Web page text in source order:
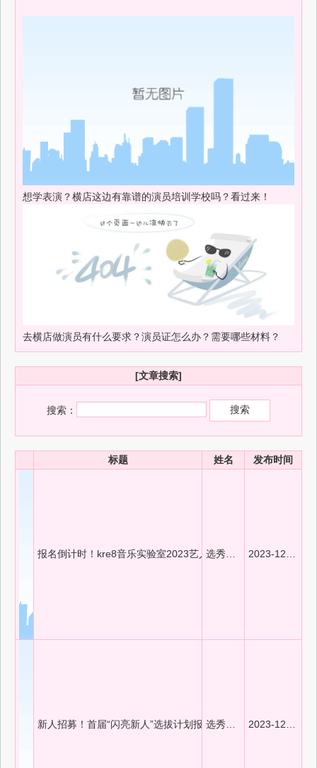
想学表演？横店这边有靠谱的演员培训学校吗？看过来！
去横店做演员有什么要求？演员证怎么办？需要哪些材料？
[文章搜索]
搜索：
标题 姓名 发布时间
报名倒计时！kre8音乐实验室2023艺人招募即将截止！
新人招募！首届“闪亮新人”选拔计划报名开启